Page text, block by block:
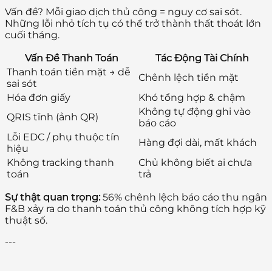
Vấn đề? Mỗi giao dịch thủ công = nguy cơ sai sót.
Những lỗi nhỏ tích tụ có thể trở thành thất thoát lớn
cuối tháng.
Vấn Đề Thanh Toán
Tác Động Tài Chính
Thanh toán tiền mặt → dễ
sai sót
Chênh lệch tiền mặt
Hóa đơn giấy
Khó tổng hợp & chậm
QRIS tĩnh (ảnh QR)
Không tự động ghi vào
báo cáo
Lỗi EDC / phụ thuộc tín
hiệu
Hàng đợi dài, mất khách
Không tracking thanh
toán
Chủ không biết ai chưa
trả
Sự thật quan trọng:56% chênh lệch báo cáo thu ngân
F&B xảy ra do thanh toán thủ công không tích hợp kỹ
thuật số.
---